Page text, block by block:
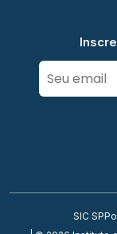
SIC SP